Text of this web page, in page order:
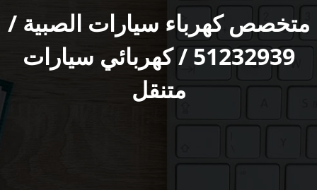
متخصص كهرباء سيارات الصبية /
51232939‬ / كهربائي سيارات
متنقل